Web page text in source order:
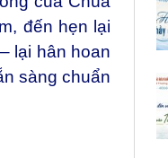
đến hẹn lại
lại hân hoan
sàng chuẩn